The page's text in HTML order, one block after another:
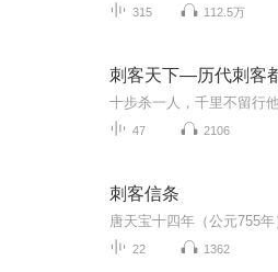
315 112.5万
刺客天下—历代刺客
47 2106
刺客信条
22 1362